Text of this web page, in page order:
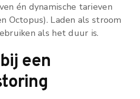
én dynamische tarieven
Octopus). Laden als stroom
als het duur is.
een